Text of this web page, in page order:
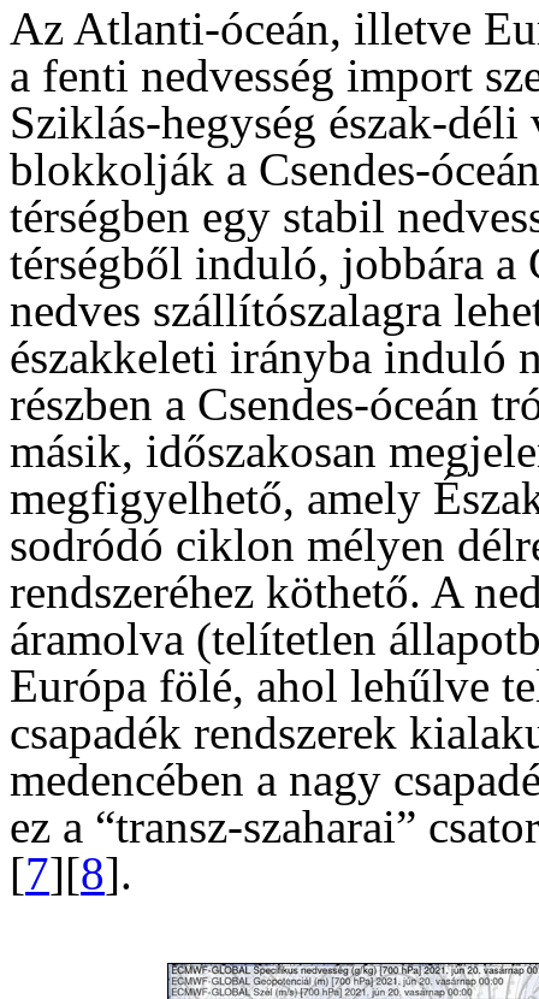
Az Atlanti-óceán, illetve
a fenti nedvesség import
Sziklás-hegység észak-
blokkolják a Csendes-
térségben egy stabil
térségből induló, jobbára
nedves szállítószalagra
északkeleti irányba induló
részben a Csendes-óceán
másik, időszakosan
megfigyelhető, amely
sodródó ciklon mélyen
rendszeréhez köthető. A
áramolva (telítetlen
Európa fölé, ahol lehűlve
csapadék rendszerek
medencében a nagy
ez a “transz-szaharai”
[7][8].